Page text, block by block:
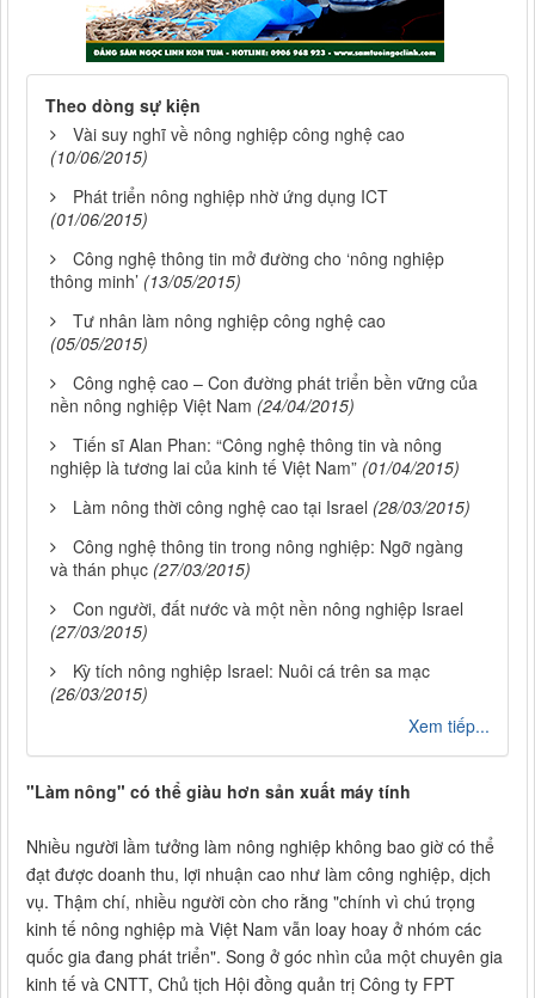
Theo dòng sự kiện
Vài suy nghĩ về nông nghiệp công nghệ cao
(10/06/2015)
Phát triển nông nghiệp nhờ ứng dụng ICT
(01/06/2015)
Công nghệ thông tin mở đường cho ‘nông nghiệp
thông minh’ (13/05/2015)
Tư nhân làm nông nghiệp công nghệ cao
(05/05/2015)
Công nghệ cao – Con đường phát triển bền vững của
nền nông nghiệp Việt Nam (24/04/2015)
Tiến sĩ Alan Phan: “Công nghệ thông tin và nông
nghiệp là tương lai của kinh tế Việt Nam” (01/04/2015)
Làm nông thời công nghệ cao tại Israel (28/03/2015)
Công nghệ thông tin trong nông nghiệp: Ngỡ ngàng
và thán phục (27/03/2015)
Con người, đất nước và một nền nông nghiệp Israel
(27/03/2015)
Kỳ tích nông nghiệp Israel: Nuôi cá trên sa mạc
(26/03/2015)
Xem tiếp...
"Làm nông" có thể giàu hơn sản xuất máy tính
Nhiều người lầm tưởng làm nông nghiệp không bao giờ có thể
đạt được doanh thu, lợi nhuận cao như làm công nghiệp, dịch
vụ. Thậm chí, nhiều người còn cho rằng "chính vì chú trọng
kinh tế nông nghiệp mà Việt Nam vẫn loay hoay ở nhóm các
quốc gia đang phát triển". Song ở góc nhìn của một chuyên gia
kinh tế và CNTT, Chủ tịch Hội đồng quản trị Công ty FPT